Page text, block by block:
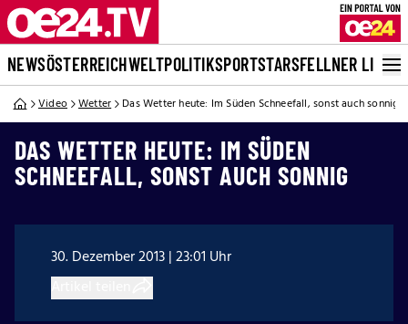
NEWSÖSTERREICHWELTPOLITIKSPORTSTARSFELLNER LIVE
Video Wetter Das Wetter heute: Im Süden Schneefall, sonst auch sonnig
DAS WETTER HEUTE: IM SÜDEN
SCHNEEFALL, SONST AUCH SONNIG
30. Dezember 2013 | 23:01 Uhr